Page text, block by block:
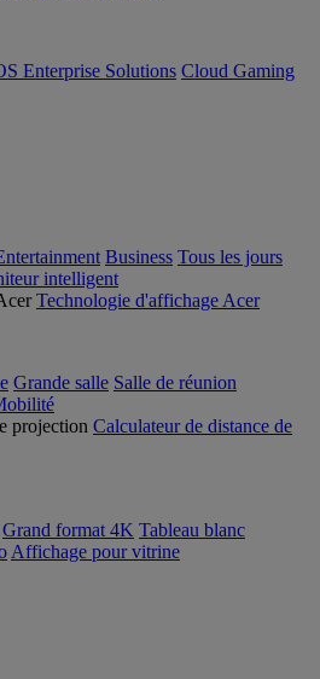
Enterprise Solutions Cloud Gaming
Business Tous les jours
intelligent
Technologie d'affichage Acer
Grande salle Salle de réunion
Calculateur de distance de
Grand format 4K Tableau blanc
Affichage pour vitrine